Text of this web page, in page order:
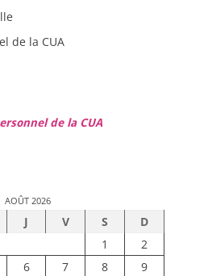
de la CUA
de la CUA
AOÛT 2026
J V S
D
1
2
6 7 8
9